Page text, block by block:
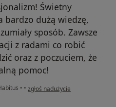
Świetny
bardzo dużą wiedzę,
sposób. Zawsze
z radami co robić
oraz z poczuciem, że
pomoc!
• • w opinii użytkownika Sylwia C.
zgłoś nadużycie